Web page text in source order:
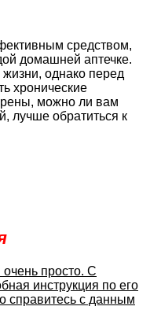
средством,
домашней аптечке.
однако перед
хронические
можно ли вам
лучше обратиться к
очень просто. С
инструкция по его
справитесь с данным